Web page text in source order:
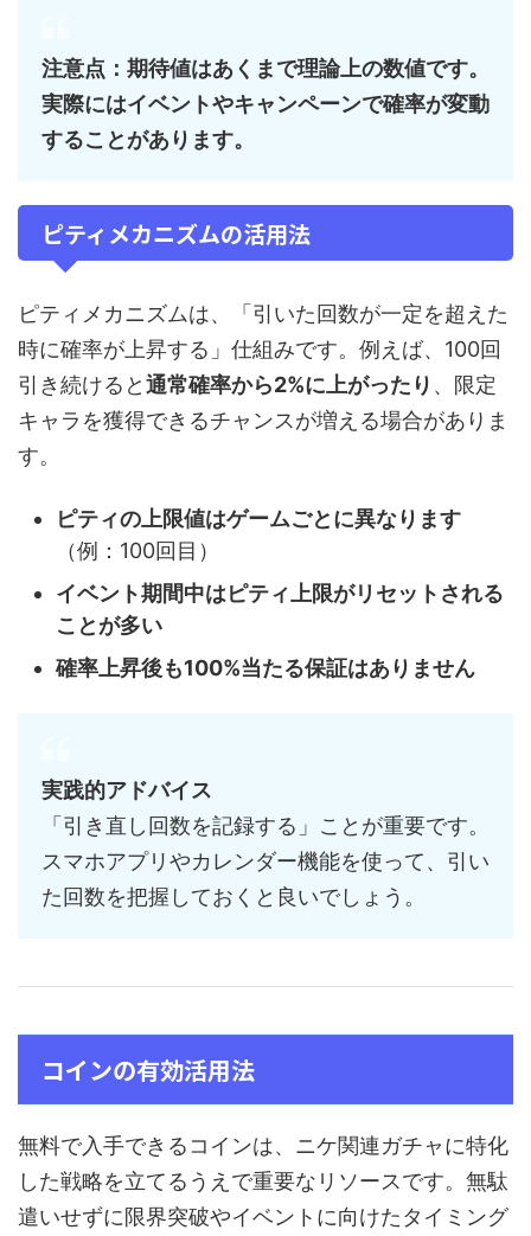
注意点：期待値はあくまで理論上の数値です。
実際にはイベントやキャンペーンで確率が変動
することがあります。
ピティメカニズムの活用法
ピティメカニズムは、「引いた回数が一定を超えた
時に確率が上昇する」仕組みです。例えば、100回
引き続けると通常確率から2%に上がったり 、限定
キャラを獲得できるチャンスが増える場合がありま
す。
ピティの上限値はゲームごとに異なります
（例：100回目）
イベント期間中はピティ上限がリセットされる
ことが多い
確率上昇後も100%当たる保証はありません
実践的アドバイス
「引き直し回数を記録する」ことが重要です。
スマホアプリやカレンダー機能を使って、引い
た回数を把握しておくと良いでしょう。
コインの有効活用法
無料で入手できるコインは、ニケ関連ガチャに特化
した戦略を立てるうえで重要なリソースです。無駄
遣いせずに限界突破やイベントに向けたタイミング